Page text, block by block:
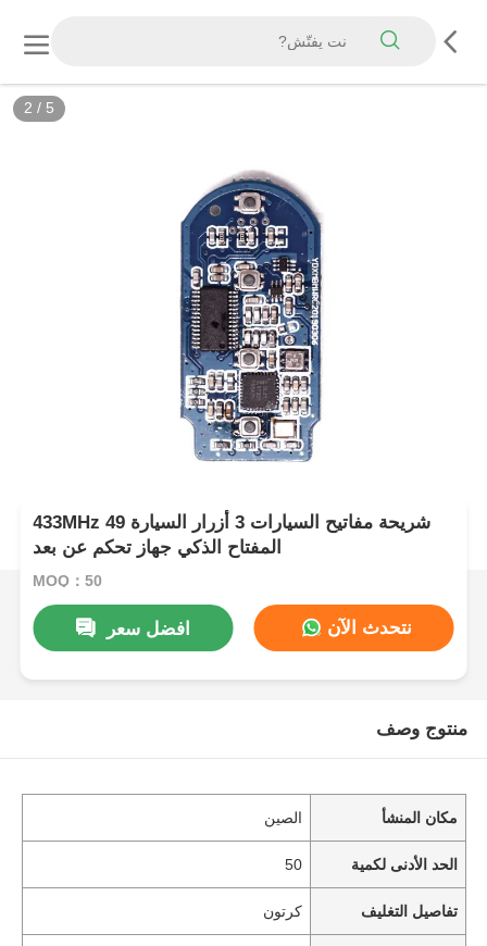
2 / 5
433MHz 49 شريحة مفاتيح السيارات 3 أزرار السيارة
المفتاح الذكي جهاز تحكم عن بعد
MOQ：50
افضل سعر نتحدث الآن
منتوج وصف
مكان المنشأ الصين
الحد الأدنى لكمية 50
تفاصيل التغليف كرتون